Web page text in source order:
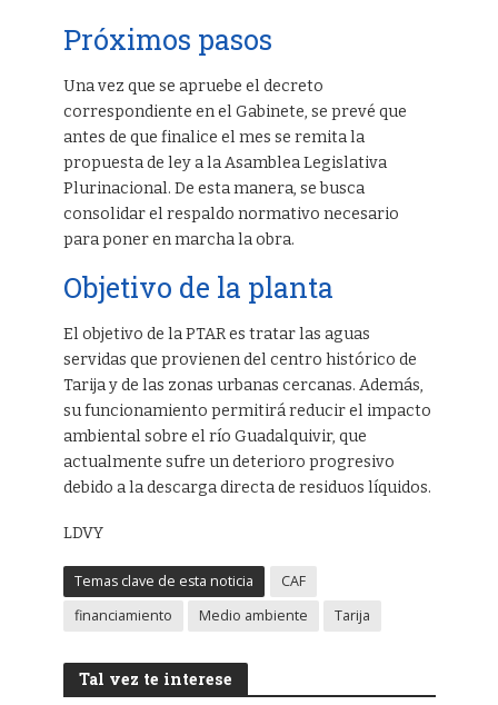
Próximos pasos
Una vez que se apruebe el decreto
correspondiente en el Gabinete, se prevé que
antes de que finalice el mes se remita la
propuesta de ley a la Asamblea Legislativa
Plurinacional. De esta manera, se busca
consolidar el respaldo normativo necesario
para poner en marcha la obra.
Objetivo de la planta
El objetivo de la PTAR es tratar las aguas
servidas que provienen del centro histórico de
Tarija y de las zonas urbanas cercanas. Además,
su funcionamiento permitirá reducir el impacto
ambiental sobre el río Guadalquivir, que
actualmente sufre un deterioro progresivo
debido a la descarga directa de residuos líquidos.
LDVY
Temas clave de esta noticia
CAF
financiamiento
Medio ambiente Tarija
Tal vez te interese